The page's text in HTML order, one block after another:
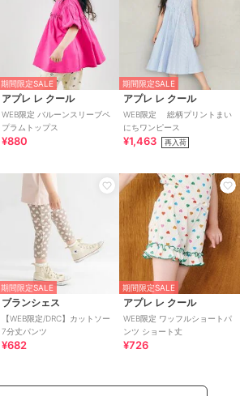
期間限定SALE
アプレ レ クール
WEB限定 バルーンスリーブペ
プラムトップス
¥880
期間限定SALE
アプレ レ クール
WEB限定 総柄プリントまい
にちワンピース
¥1,463 再入荷
期間限定SALE
ブランシェス
【WEB限定/DRC】カットソー
7分丈パンツ
¥682
期間限定SALE
アプレ レ クール
WEB限定 ワッフルショートパ
ンツ ショート丈
¥726